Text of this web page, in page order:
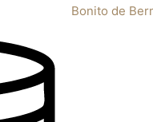
Bonito de